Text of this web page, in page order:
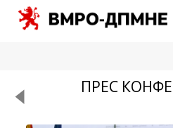
ПРЕС